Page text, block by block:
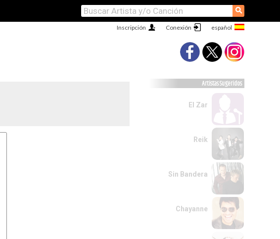
⚲
Conexión
Inscripción
Artistas Sugeridos
El Zar
Reik
Sin Bandera
Chayanne